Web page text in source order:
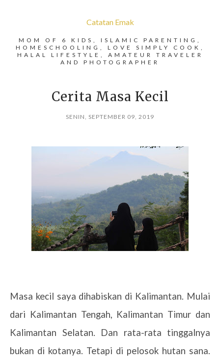
Catatan Emak
MOM OF 6 KIDS, ISLAMIC PARENTING,
HOMESCHOOLING, LOVE SIMPLY COOK,
HALAL LIFESTYLE, AMATEUR TRAVELER
AND PHOTOGRAPHER
Cerita Masa Kecil
SENIN, SEPTEMBER 09, 2019
Masa kecil saya dihabiskan di Kalimantan. Mulai
dari Kalimantan Tengah, Kalimantan Timur dan
Kalimantan Selatan. Dan rata-rata tinggalnya
bukan di kotanya. Tetapi di pelosok hutan sana.